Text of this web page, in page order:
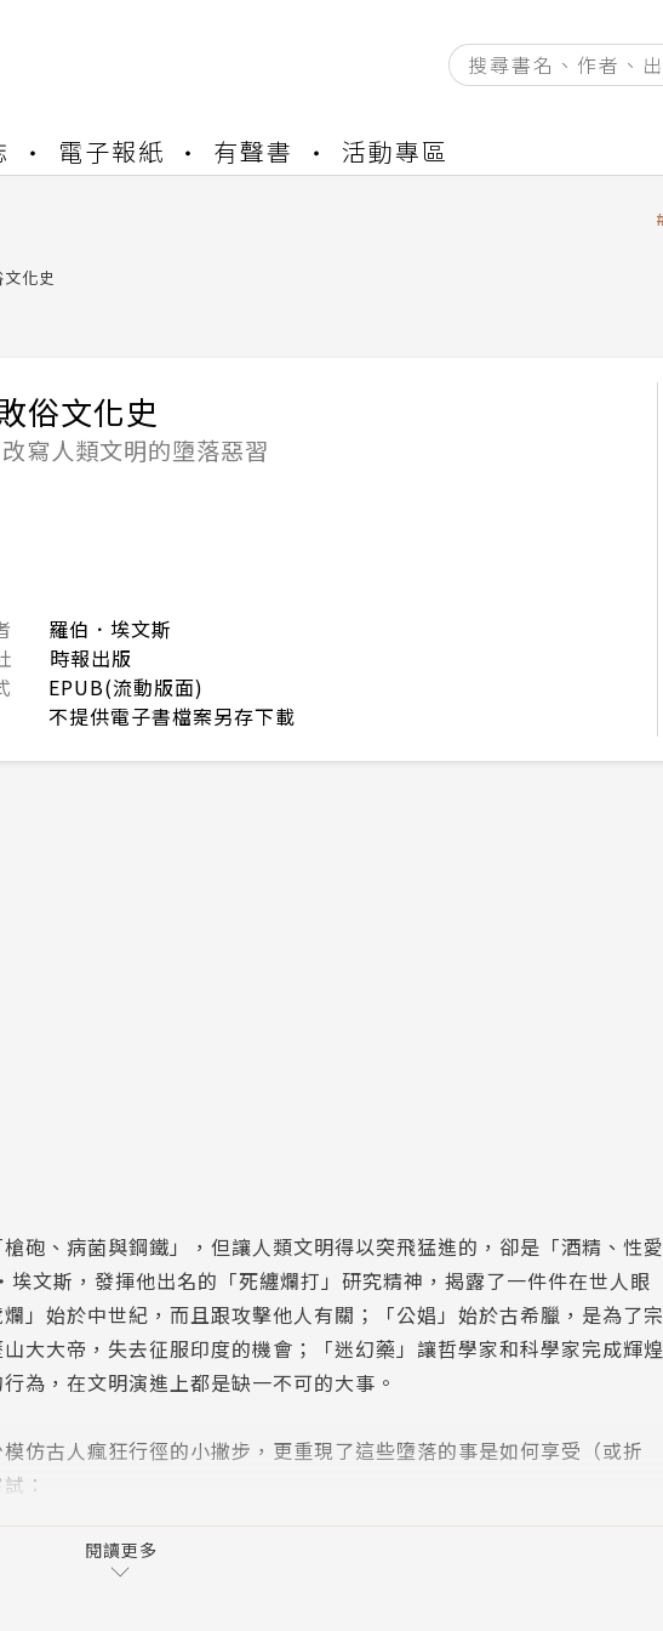
電子報紙 有聲書 活動專區
本站同步暫停部分閱讀服務
產合併結果查詢
本站同步暫停部分閱讀服務
化史
俗文化史
寫人類文明的墮落惡習
羅伯．埃文斯
時報出版
EPUB(流動版面)
不提供電子書檔案另存下載
砲、病菌與鋼鐵」，但讓人類文明得以突飛猛進的，卻是「酒精、性愛
文斯，發揮他出名的「死纏爛打」研究精神，揭露了一件件在世人眼
」始於中世紀，而且跟攻擊他人有關；「公娼」始於古希臘，是為了宗
大大帝，失去征服印度的機會；「迷幻藥」讓哲學家和科學家完成輝煌
為，在文明演進上都是缺一不可的大事。
仿古人瘋狂行徑的小撇步，更重現了這些墮落的事是如何享受（或折
：
閱讀更多